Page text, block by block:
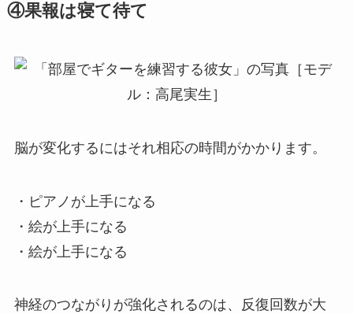
④果報は寝て待て
脳が変化するにはそれ相応の時間がかかります。
・ピアノが上手になる
・絵が上手になる
・絵が上手になる
神経のつながりが強化されるのは、反復回数が大